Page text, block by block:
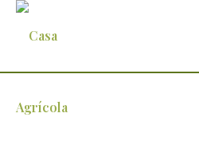
Herdade de Maria da